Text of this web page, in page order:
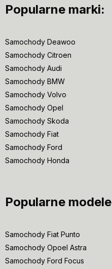
Popularne marki:
Samochody Deawoo
Samochody Citroen
Samochody Audi
Samochody BMW
Samochody Volvo
Samochody Opel
Samochody Skoda
Samochody Fiat
Samochody Ford
Samochody Honda
Popularne
Samochody Fiat Punto
Samochody Opoel Astra
Samochody Ford Focus